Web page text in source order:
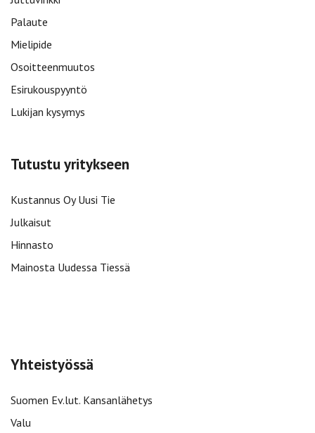
Palaute
Mielipide
Osoitteenmuutos
Esirukouspyyntö
Lukijan kysymys
Tutustu yritykseen
Kustannus Oy Uusi Tie
Julkaisut
Hinnasto
Mainosta Uudessa Tiessä
Yhteistyössä
Suomen Ev.lut. Kansanlähetys
Valu